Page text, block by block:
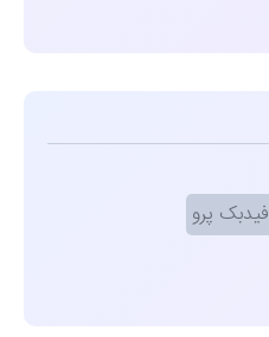
فیدبک پرو